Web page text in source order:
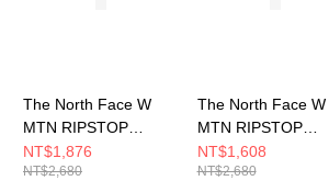
The North Face W
MTN RIPSTOP
CARGO SHORT- AP
女 短褲
NT$1,876
NT$2,680
The North Face W
MTN RIPSTOP
CARGO SHORT-
女 短褲
NT$1,608
NT$2,680